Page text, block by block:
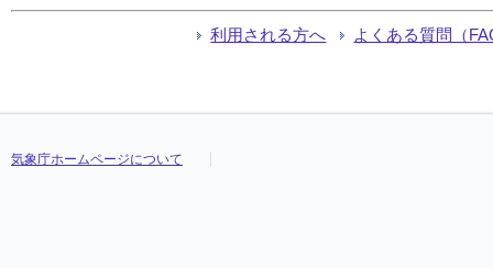
利用される方へ よくある質問（
気象庁ホームページについて